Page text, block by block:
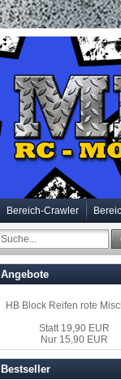
Bereich-Crawler
Angebote
HB Block Reifen rote
Statt 19,90 EUR
Nur 15,90 EUR
Bestseller